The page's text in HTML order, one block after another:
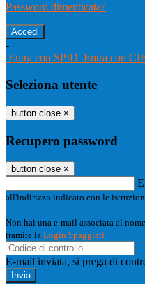
Password dimenticata?
-
Entra con SPID Entra con
Seleziona utente
button close ×
Recupero password
button close ×
all'indirizzo indicato con le
Non hai una e-mail associata al
tramite la Login Spaggiari
E-mail inviata, si prega di